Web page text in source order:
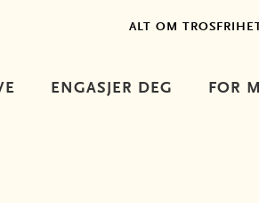
ENGASJER DEG FOR
ALT OM TROSFRIHET